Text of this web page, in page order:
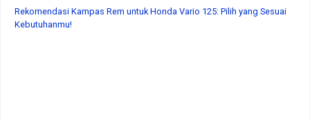
Rekomendasi Kampas Rem untuk Honda Vario 125: Pilih yang Sesuai
Kebutuhanmu!